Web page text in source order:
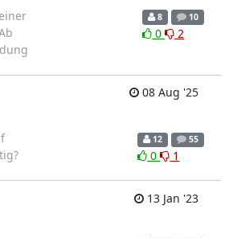
8 10
0 2
08 Aug '25
12 55
0 1
13 Jan '23